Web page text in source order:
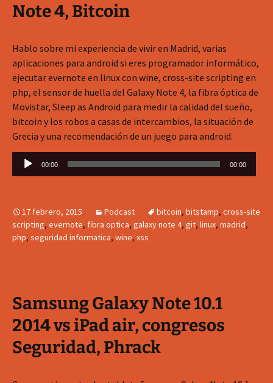
Note 4, Bitcoin
Hablo sobre mi experiencia de vivir en Madrid, varias
aplicaciones para android si eres programador informático,
ejecutar evernote en linux con wine, cross-site scripting en
php, el sensor de huella del Galaxy Note 4, la fibra óptica de
Movistar, Sleep as Android para medir la calidad del sueño,
bitcoin y los robos a casas de intercambios, la situación de
Grecia y una recomendación de un juego para android.
Reproductor
de
00:00 00:00
17 febrero, 2015 Podcast bitcoin, bitstamp, cross-site
scripting, evernote, fibra optica, galaxy note 4, git, linux, madrid,
php, seguridad informatica, wine, xss
Samsung Galaxy Note 10.1
2014 vs iPad air, congresos
Seguridad, Phrack